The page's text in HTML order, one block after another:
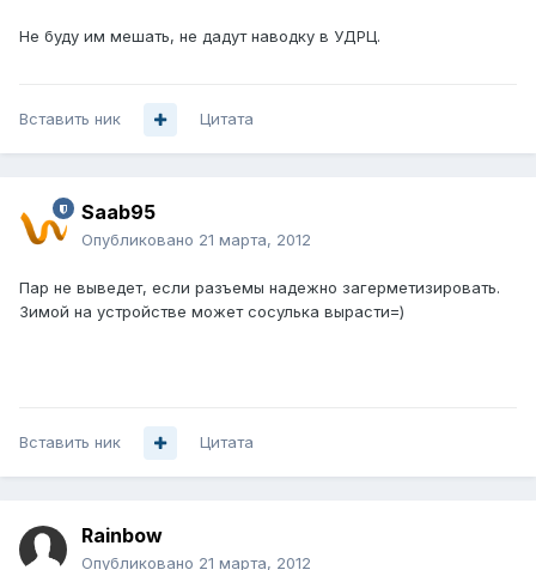
Не буду им мешать, не дадут наводку в УДРЦ.
Вставить ник Цитата
Saab95
Опубликовано 21 марта, 2012
Пар не выведет, если разъемы надежно загерметизировать.
Зимой на устройстве может сосулька вырасти=)
Вставить ник Цитата
Rainbow
Опубликовано 21 марта, 2012